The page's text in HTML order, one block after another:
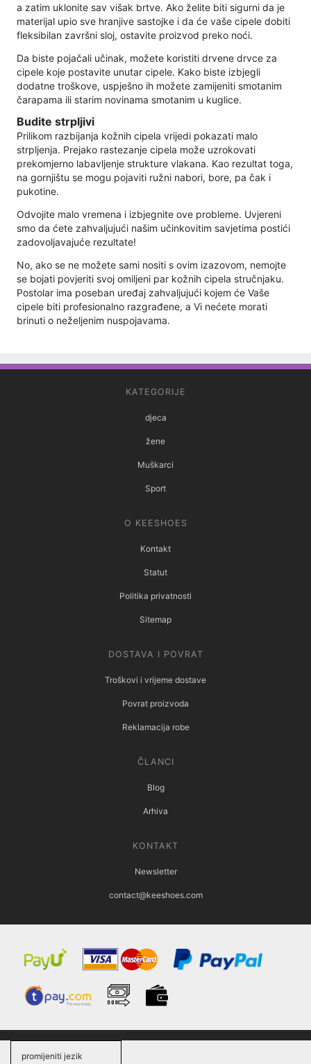
a zatim uklonite sav višak brtve. Ako želite biti sigurni da je
materijal upio sve hranjive sastojke i da će vaše cipele dobiti
fleksibilan završni sloj, ostavite proizvod preko noći.
Da biste pojačali učinak, možete koristiti drvene drvce za
cipele koje postavite unutar cipele. Kako biste izbjegli
dodatne troškove, uspješno ih možete zamijeniti smotanim
čarapama ili starim novinama smotanim u kuglice.
Budite strpljivi
Prilikom razbijanja kožnih cipela vrijedi pokazati malo
strpljenja. Prejako rastezanje cipela može uzrokovati
prekomjerno labavljenje strukture vlakana. Kao rezultat toga,
na gornjištu se mogu pojaviti ružni nabori, bore, pa čak i
pukotine.
Odvojite malo vremena i izbjegnite ove probleme. Uvjereni
smo da ćete zahvaljujući našim učinkovitim savjetima postići
zadovoljavajuće rezultate!
No, ako se ne možete sami nositi s ovim izazovom, nemojte
se bojati povjeriti svoj omiljeni par kožnih cipela stručnjaku.
Postolar ima poseban uređaj zahvaljujući kojem će Vaše
cipele biti profesionalno razgrađene, a Vi nećete morati
brinuti o neželjenim nuspojavama.
KATEGORIJE
djeca
žene
Muškarci
Sport
O KEESHOES
Kontakt
Statut
Politika privatnosti
Sitemap
DOSTAVA I POVRAT
Troškovi i vrijeme dostave
Povrat proizvoda
Reklamacija robe
ČLANCI
Blog
Arhiva
KONTAKT
Newsletter
contact@keeshoes.com
promijeniti jezik